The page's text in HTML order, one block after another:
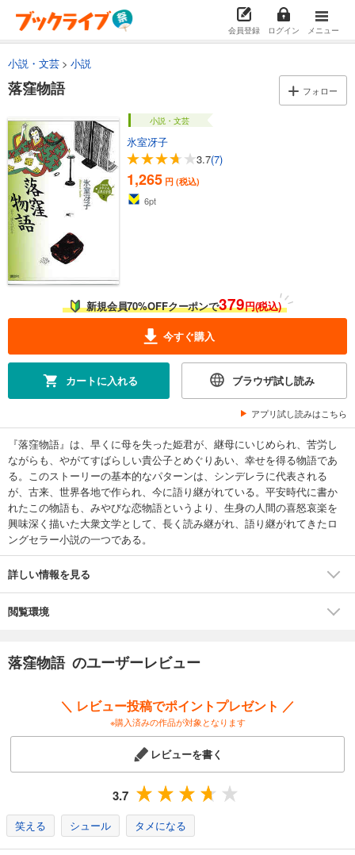
会員登録 ログイン メニュー
小説・文芸 小説
落窪物語 フォロー
小説・文芸
氷室冴子
3.7(7)
1,265 円 (税込)
6pt
新規会員70%OFFクーポンで379円(税込)
今すぐ購入
カートに入れる ブラウザ試し読み
アプリ試し読みはこちら
『落窪物語』は、早くに母を失った姫君が、継母にいじめられ、苦労し
ながらも、やがてすばらしい貴公子とめぐりあい、幸せを得る物語であ
る。このストーリーの基本的なパターンは、シンデレラに代表される
が、古来、世界各地で作られ、今に語り継がれている。平安時代に書か
れたこの物語も、みやびな恋物語というより、生身の人間の喜怒哀楽を
興味深く描いた大衆文学として、長く読み継がれ、語り継がれてきたロ
ングセラー小説の一つである。
詳しい情報を見る
閲覧環境
落窪物語 のユーザーレビュー
＼ レビュー投稿でポイントプレゼント ／
※購入済みの作品が対象となります
レビューを書く
3.7
笑える シュール タメになる